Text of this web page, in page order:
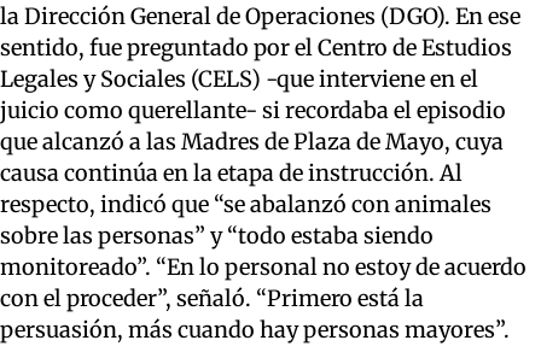
la Dirección General de Operaciones (DGO). En ese
sentido, fue preguntado por el Centro de Estudios
Legales y Sociales (CELS) -que interviene en el
juicio como querellante- si recordaba el episodio
que alcanzó a las Madres de Plaza de Mayo, cuya
causa continúa en la etapa de instrucción. Al
respecto, indicó que “se abalanzó con animales
sobre las personas” y “todo estaba siendo
monitoreado”. “En lo personal no estoy de acuerdo
con el proceder”, señaló. “Primero está la
persuasión, más cuando hay personas mayores”.